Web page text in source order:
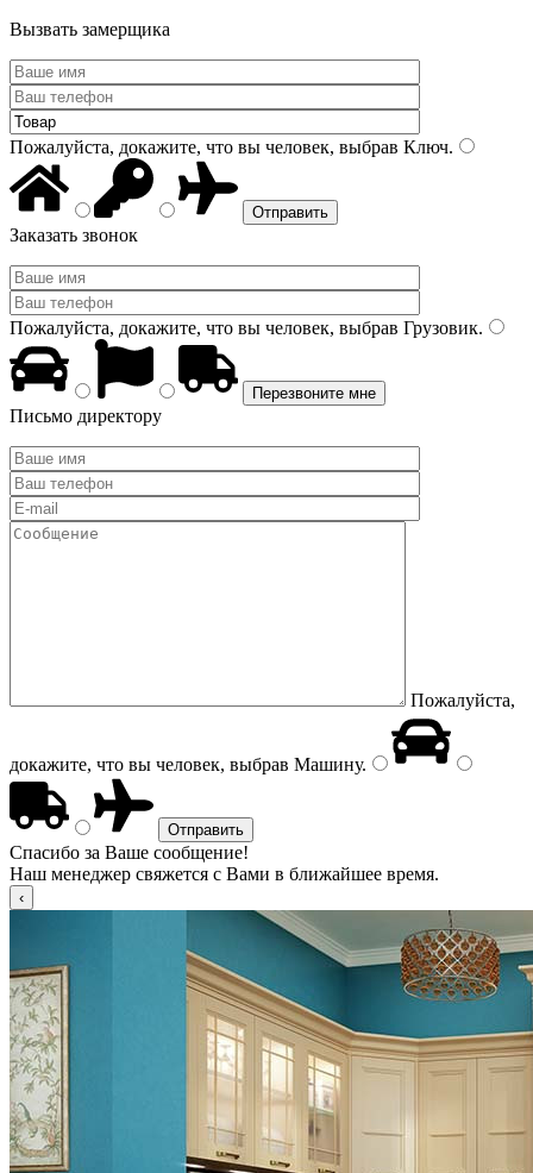
Вызвать замерщика
Пожалуйста, докажите, что вы человек, выбрав Ключ.
Заказать звонок
Пожалуйста, докажите, что вы человек, выбрав Грузовик.
Письмо директору
Пожалуйста,
докажите, что вы человек, выбрав Машину.
Спасибо за Ваше сообщение!
Наш менеджер свяжется с Вами в ближайшее время.